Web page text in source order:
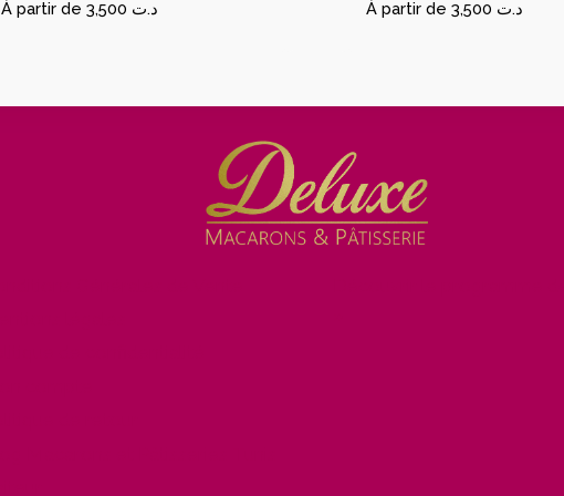
À partir de د.ت À partir de د.ت